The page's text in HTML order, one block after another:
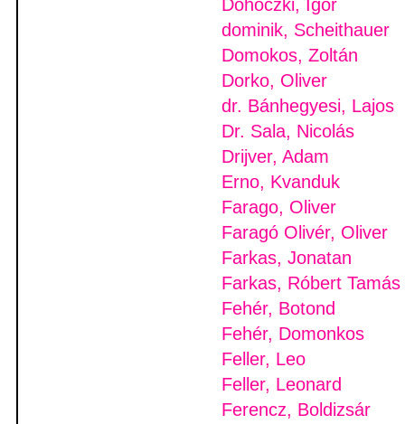
Dohoczki, Igor
dominik, Scheithauer
Domokos, Zoltán
Dorko, Oliver
dr. Bánhegyesi, Lajos
Dr. Sala, Nicolás
Drijver, Adam
Erno, Kvanduk
Farago, Oliver
Faragó Olivér, Oliver
Farkas, Jonatan
Farkas, Róbert Tamás
Fehér, Botond
Fehér, Domonkos
Feller, Leo
Feller, Leonard
Ferencz, Boldizsár